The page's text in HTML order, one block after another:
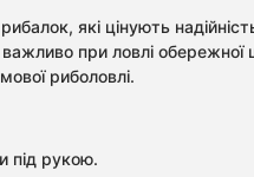
які цінують
при ловлі обережної
риболовлі.
під рукою.